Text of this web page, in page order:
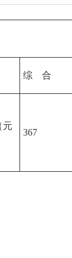
综 合
元
367